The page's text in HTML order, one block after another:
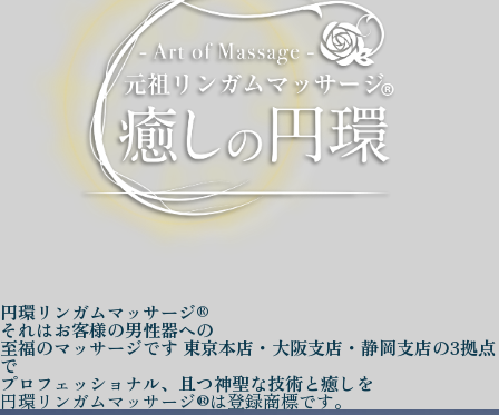
円環リンガムマッサージ®
それはお客様の男性器への
至福のマッサージです 東京本店・大阪支店・静岡支店の3拠点
で
プロフェッショナル、且つ神聖な技術と癒しを
円環リンガムマッサージ®は登録商標です。